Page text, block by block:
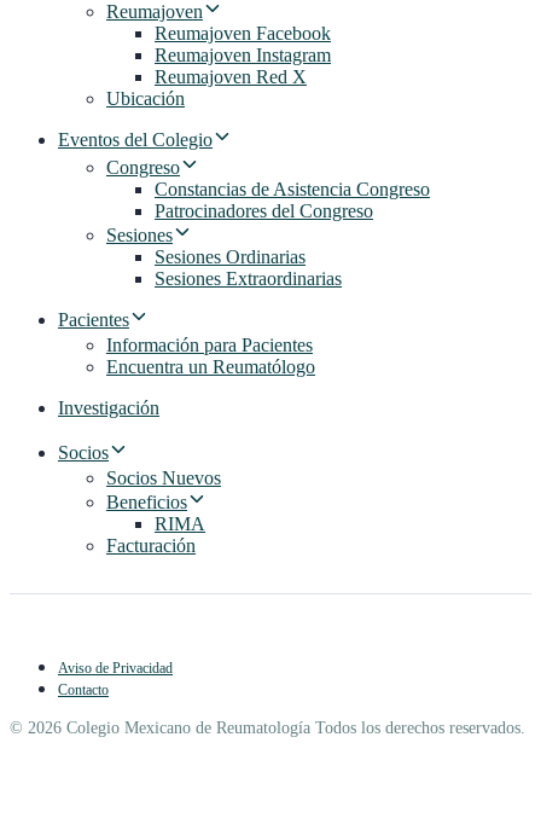
Reumajoven
Reumajoven Facebook
Reumajoven Instagram
Reumajoven Red X
Ubicación
Eventos del Colegio
Congreso
Constancias de Asistencia Congreso
Patrocinadores del Congreso
Sesiones
Sesiones Ordinarias
Sesiones Extraordinarias
Pacientes
Información para Pacientes
Encuentra un Reumatólogo
Investigación
Socios
Socios Nuevos
Beneficios
RIMA
Facturación
Aviso de Privacidad
Contacto
© 2026 Colegio Mexicano de Reumatología Todos los derechos reservados.